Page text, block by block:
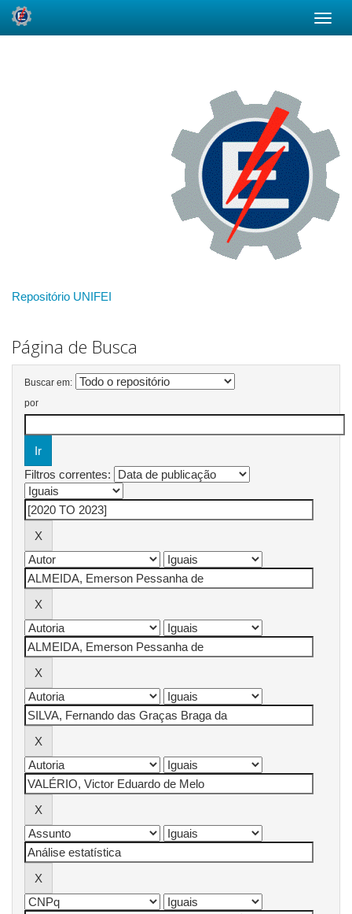
Repositório UNIFEI
Página de Busca
Buscar em:
por
Filtros correntes: